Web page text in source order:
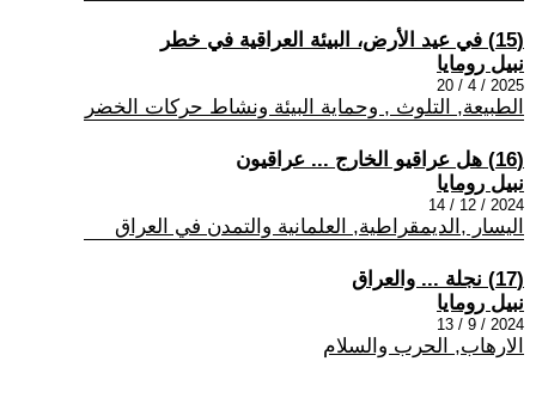
(15) في عيد الأرض، البيئة العراقية في خطر
نبيل رومايا
2025 / 4 / 20
الطبيعة, التلوث , وحماية البيئة ونشاط حركات الخضر
(16) هل عراقيو الخارج ... عراقيون
نبيل رومايا
2024 / 12 / 14
اليسار ,الديمقراطية, العلمانية والتمدن في العراق
(17) نجلة ... والعراق
نبيل رومايا
2024 / 9 / 13
الارهاب, الحرب والسلام